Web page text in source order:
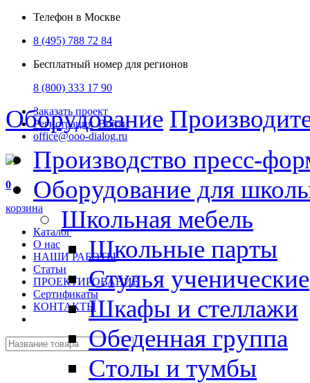
Телефон в Москве
8 (495) 788 72 84
Бесплатный номер для регионов
8 (800) 333 17 90
Заказать проект
Регистрация Войти
office@ooo-dialog.ru
0
корзина
Каталог
О нас
НАШИ РАБОТЫ
Статьи
ПРОЕКТИРОВАНИЕ
Сертификаты
КОНТАКТЫ
Оборудование
Производство пресс-
Оборудование для
Школьная мебель
Школьные парты
Стулья ученические
Шкафы и стеллажи
Обеденная группа
Столы и тумбы